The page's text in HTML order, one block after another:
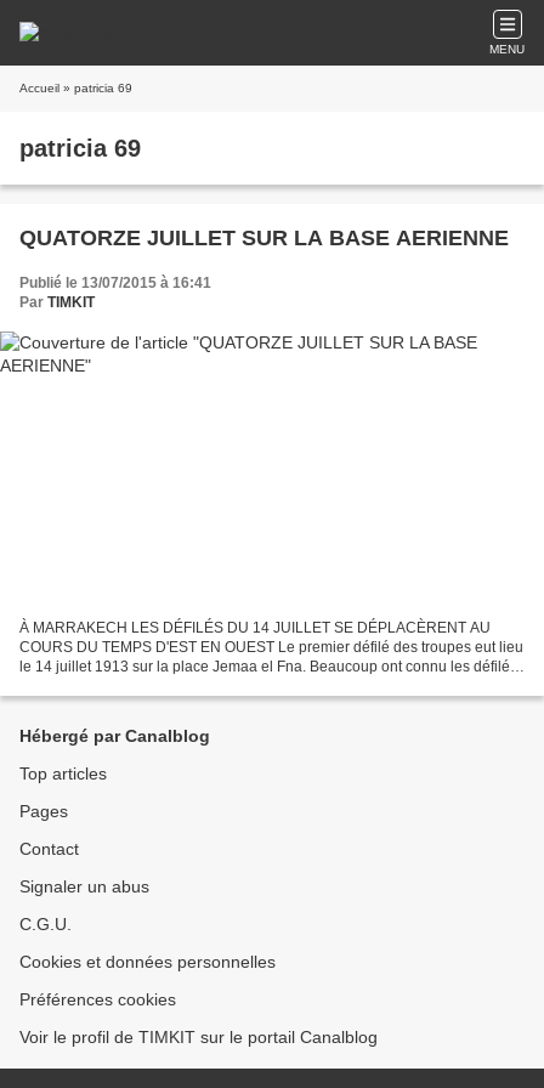
MENU
Accueil » patricia 69
patricia 69
QUATORZE JUILLET SUR LA BASE AERIENNE
Publié le 13/07/2015 à 16:41
Par TIMKIT
À MARRAKECH LES DÉFILÉS DU 14 JUILLET SE DÉPLACÈRENT AU
COURS DU TEMPS D'EST EN OUEST Le premier défilé des troupes eut lieu
le 14 juillet 1913 sur la place Jemaa el Fna. Beaucoup ont connu les défilés
Hébergé par Canalblog
Top articles
Pages
Contact
Signaler un abus
C.G.U.
Cookies et données personnelles
Préférences cookies
Voir le profil de TIMKIT sur le portail Canalblog